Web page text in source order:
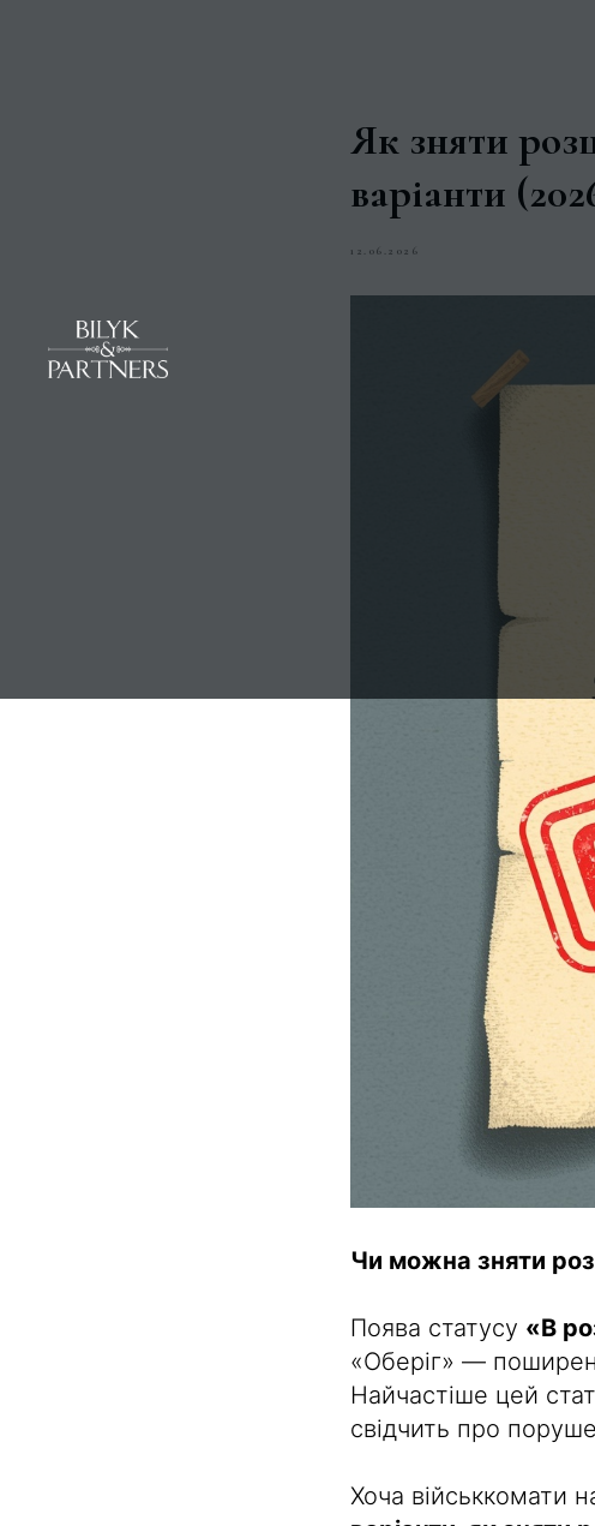
Як зняти
варіанти
12.06.2026
Чи можна зняти
Поява статусу «В
«Оберіг» —
Найчастіше цей
свідчить про
Хоча військкомати